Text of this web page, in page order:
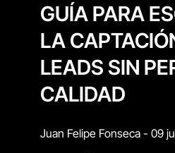
GUÍA PARA
LA
LEADS SIN
CALIDAD
Juan Felipe Fonseca - 09